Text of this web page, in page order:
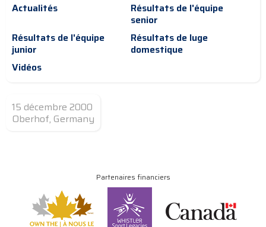
Actualités
Résultats de l'équipe
senior
Résultats de l'équipe
junior
Résultats de luge
domestique
Vidéos
15 décembre 2000
Oberhof, Germany
Partenaires financiers